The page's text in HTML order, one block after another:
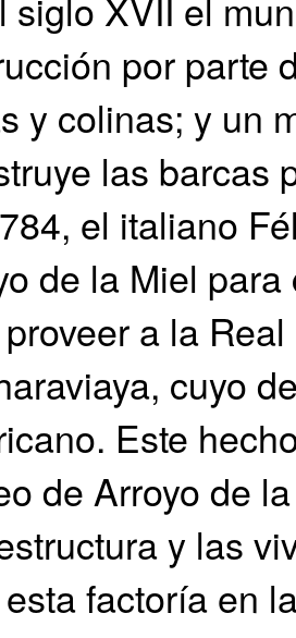
por parte
y colinas; y un
las barcas
el italiano
de la Miel
a la
cuyo
Este
de Arroyo de
y las
factoría en